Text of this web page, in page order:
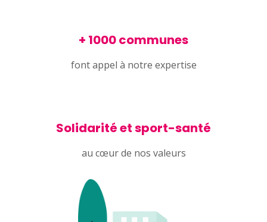
+ 1000 communes
font appel à notre expertise
Solidarité et sport-santé
au cœur de nos valeurs